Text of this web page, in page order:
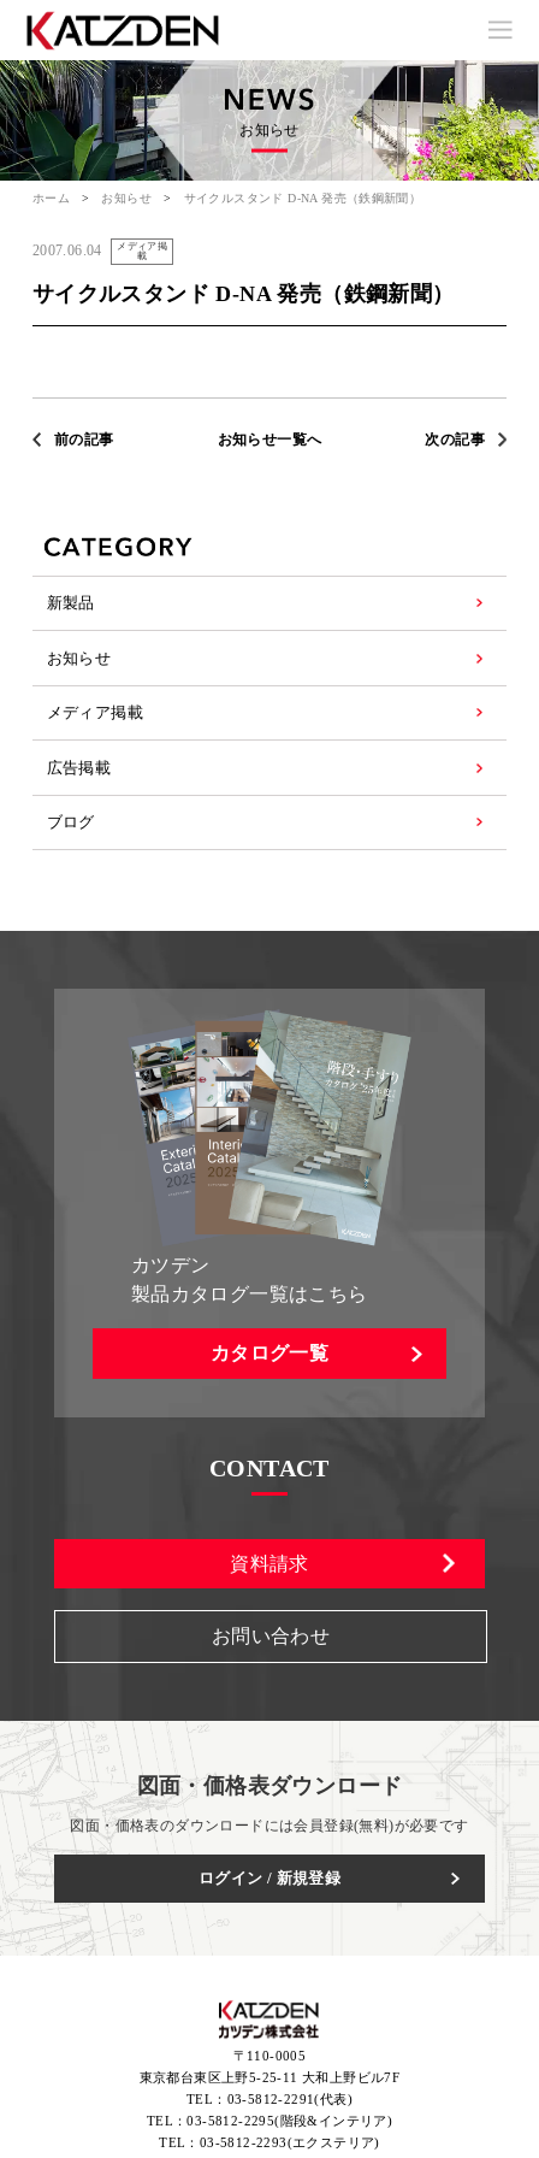
お知らせ
ホーム お知らせ サイクルスタンド D-NA 発売（鉄鋼新聞）
2007.06.04
メディア掲
載
サイクルスタンド D-NA 発売（鉄鋼新聞）
前の記事 お知らせ一覧へ 次の記事
新製品
お知らせ
メディア掲載
広告掲載
ブログ
カツデン
製品カタログ一覧はこちら
カタログ一覧
CONTACT
資料請求
お問い合わせ
図面・価格表ダウンロード
図面・価格表のダウンロードには会員登録(無料)が必要です
ログイン / 新規登録
〒110-0005
東京都台東区上野5-25-11 大和上野ビル7F
TEL： 03-5812-2291(代表)
TEL：03-5812-2295(階段&インテリア)
TEL： 03-5812-2293(エクステリア)